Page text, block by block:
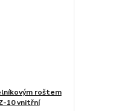
roštem
10 vnitřní